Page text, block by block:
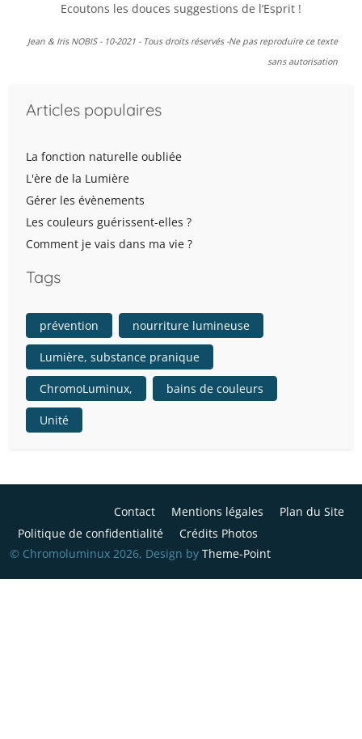
Ecoutons les douces suggestions de l’Esprit !
Jean & Iris NOBIS - 10-2021 - Tous droits réservés -Ne pas reproduire ce texte
sans autorisation
Articles populaires
La fonction naturelle oubliée
L'ère de la Lumière
Gérer les évènements
Les couleurs guérissent-elles ?
Comment je vais dans ma vie ?
Tags
prévention nourriture lumineuse
Lumière, substance pranique
ChromoLuminux, bains de couleurs
Unité
Contact Mentions légales
Plan du Site
Politique de confidentialité
Crédits Photos
© Chromoluminux 2026, Design by Theme-Point